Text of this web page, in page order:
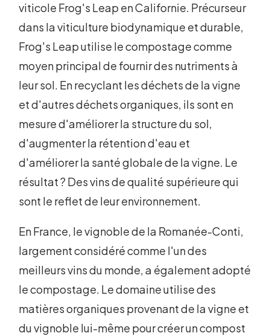
viticole Frog's Leap en Californie. Précurseur
dans la viticulture biodynamique et durable,
Frog's Leap utilise le compostage comme
moyen principal de fournir des nutriments à
leur sol. En recyclant les déchets de la vigne
et d'autres déchets organiques, ils sont en
mesure d'améliorer la structure du sol,
d'augmenter la rétention d'eau et
d'améliorer la santé globale de la vigne. Le
résultat ? Des vins de qualité supérieure qui
sont le reflet de leur environnement.
En France, le vignoble de la Romanée-Conti,
largement considéré comme l'un des
meilleurs vins du monde, a également adopté
le compostage. Le domaine utilise des
matières organiques provenant de la vigne et
du vignoble lui-même pour créer un compost